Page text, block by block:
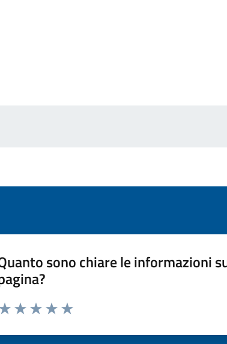
sono chiare le informazioni
da 1 a 5 stelle la pagina